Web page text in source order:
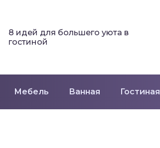
8 идей для большего уюта в
гостиной
Мебель Ванная Гостиная